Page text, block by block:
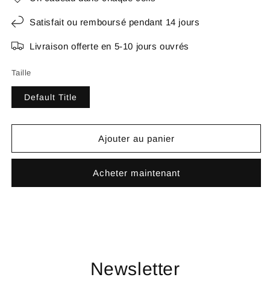
Satisfait ou remboursé pendant 14 jours
Livraison offerte en 5-10 jours ouvrés
Taille
Default Title
Ajouter au panier
Acheter maintenant
Newsletter